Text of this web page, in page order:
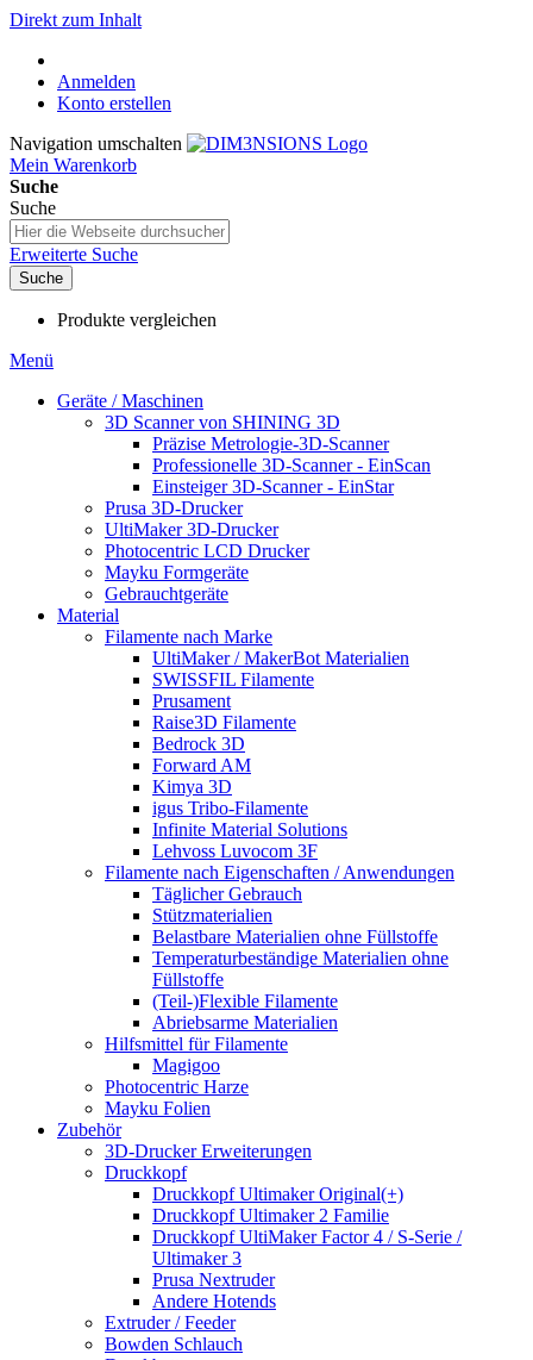
Direkt zum Inhalt
Anmelden
Konto erstellen
Navigation umschalten
Mein Warenkorb
Suche
Suche
Erweiterte Suche
Suche
Produkte vergleichen
Menü
Geräte / Maschinen
3D Scanner von SHINING 3D
Präzise Metrologie-3D-Scanner
Professionelle 3D-Scanner - EinScan
Einsteiger 3D-Scanner - EinStar
Prusa 3D-Drucker
UltiMaker 3D-Drucker
Photocentric LCD Drucker
Mayku Formgeräte
Gebrauchtgeräte
Material
Filamente nach Marke
UltiMaker / MakerBot Materialien
SWISSFIL Filamente
Prusament
Raise3D Filamente
Bedrock 3D
Forward AM
Kimya 3D
igus Tribo-Filamente
Infinite Material Solutions
Lehvoss Luvocom 3F
Filamente nach Eigenschaften / Anwendungen
Täglicher Gebrauch
Stützmaterialien
Belastbare Materialien ohne Füllstoffe
Temperaturbeständige Materialien ohne
Füllstoffe
(Teil-)Flexible Filamente
Abriebsarme Materialien
Hilfsmittel für Filamente
Magigoo
Photocentric Harze
Mayku Folien
Zubehör
3D-Drucker Erweiterungen
Druckkopf
Druckkopf Ultimaker Original(+)
Druckkopf Ultimaker 2 Familie
Druckkopf UltiMaker Factor 4 / S-Serie /
Ultimaker 3
Prusa Nextruder
Andere Hotends
Extruder / Feeder
Bowden Schlauch